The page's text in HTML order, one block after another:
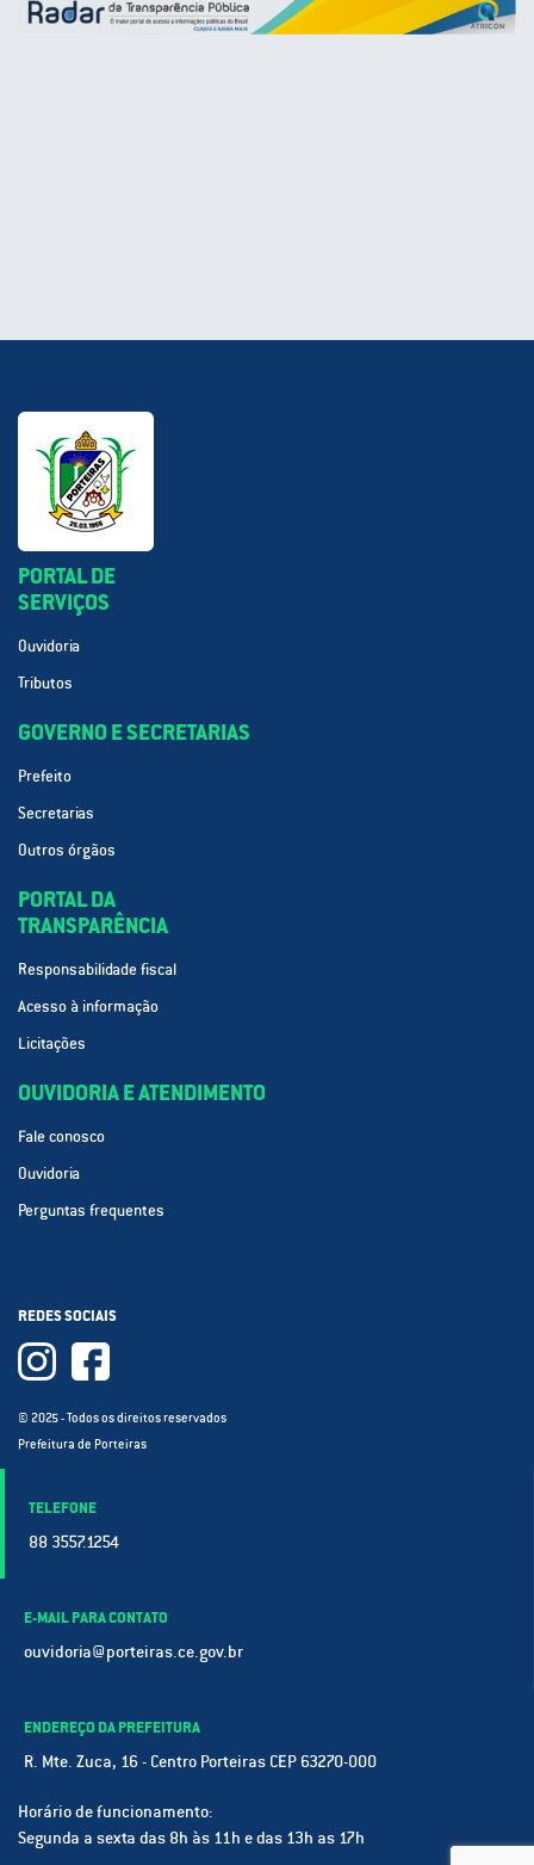
PORTAL DE
SERVIÇOS
Ouvidoria
Tributos
GOVERNO E SECRETARIAS
Prefeito
Secretarias
Outros órgãos
PORTAL DA
TRANSPARÊNCIA
Responsabilidade fiscal
Acesso à informação
Licitações
OUVIDORIA E ATENDIMENTO
Fale conosco
Ouvidoria
Perguntas frequentes
REDES SOCIAIS
© 2025 - Todos os direitos reservados
Prefeitura de Porteiras
TELEFONE
88 3557.1254
E-MAIL PARA CONTATO
ouvidoria@porteiras.ce.gov.br
ENDEREÇO DA PREFEITURA
R. Mte. Zuca, 16 - Centro Porteiras CEP 63270-000
Horário de funcionamento:
Segunda a sexta das 8h às 11h e das 13h as 17h